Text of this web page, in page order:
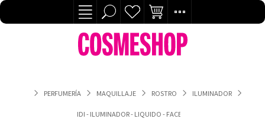
PERFUMERÍA MAQUILLAJE ROSTRO ILUMINADOR
IDI - ILUMINADOR - LIQUIDO - FACE & BODY - Nº 01 - SOLEIL